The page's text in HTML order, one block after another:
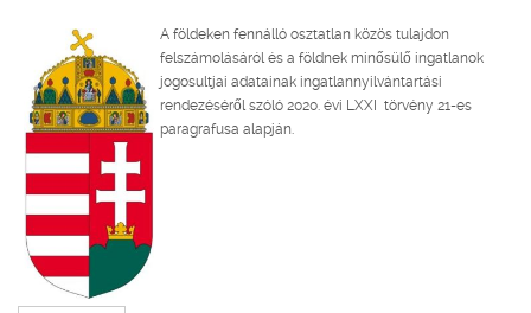
A földeken fennálló osztatlan közös tulajdon
felszámolásáról és a földnek minősülő ingatlanok
jogosultjai adatainak ingatlannyilvántartási
rendezéséről szóló 2020. évi LXXI törvény 21-es
paragrafusa alapján.